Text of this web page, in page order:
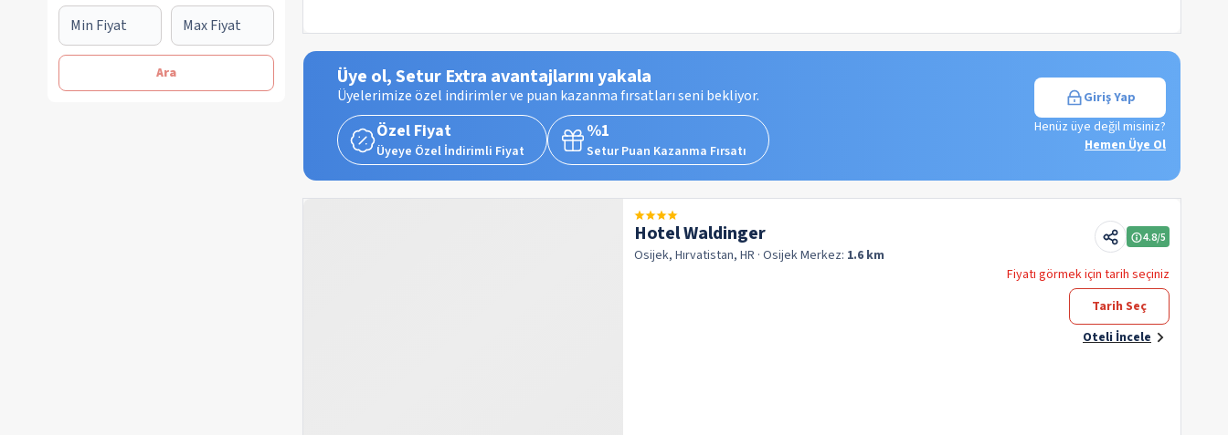
Ara Üye ol, Setur Extra avantajlarını yakala
Üyelerimize özel indirimler ve puan kazanma fırsatları seni bekliyor.
Özel Fiyat
Üyeye Özel İndirimli Fiyat
%1
Setur Puan Kazanma Fırsatı
Giriş Yap
Henüz üye değil misiniz?
Hemen Üye Ol
Hotel Waldinger
Osijek, Hırvatistan, HR · OsijekMerkez: 1.6 km
4.8/5
Fiyatı görmek için tarih seçiniz
Tarih Seç
Oteli İncele